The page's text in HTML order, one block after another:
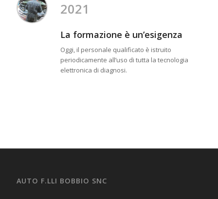
2021
La formazione è un’esigenza
Oggi, il personale qualificato è istruito
periodicamente all’uso di tutta la tecnologia
elettronica di diagnosi.
AUTO F.LLI BOBBIO SNC